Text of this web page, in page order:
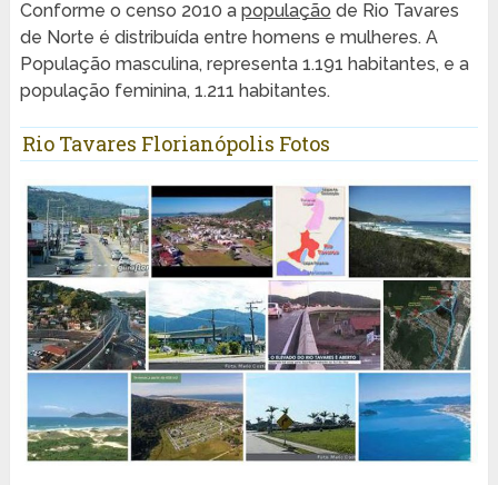
Conforme o censo 2010 a população de Rio Tavares
de Norte é distribuída entre homens e mulheres. A
População masculina, representa 1.191 habitantes, e a
população feminina, 1.211 habitantes.
Rio Tavares Florianópolis Fotos